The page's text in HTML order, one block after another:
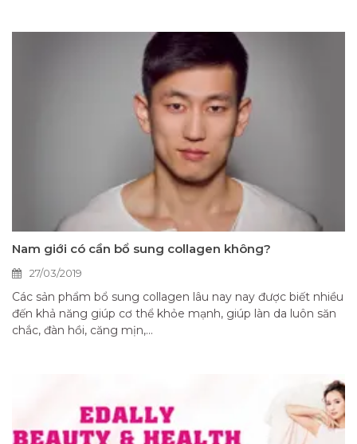
Nam giới có cần bổ sung collagen không?
27/03/2019
Các sản phẩm bổ sung collagen lâu nay nay được biết nhiều
đến khả năng giúp cơ thể khỏe mạnh, giúp làn da luôn săn
chắc, đàn hồi, căng mịn,...